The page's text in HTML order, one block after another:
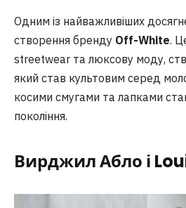
Одним із найважливіших
створення бренду Off-White.
streetwear та люксову моду,
який став культовим серед
косими смугами та лапками
покоління.
Вирджил Абло і